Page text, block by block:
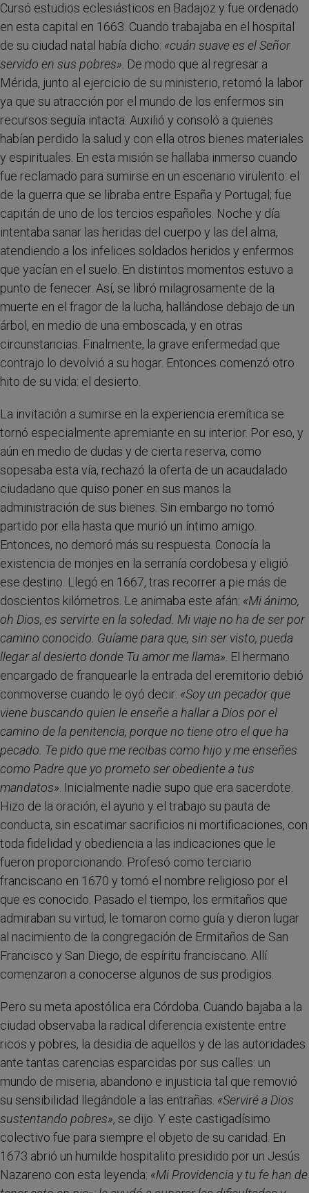
Cursó estudios eclesiásticos en Badajoz y fue ordenado
en esta capital en 1663. Cuando trabajaba en el hospital
de su ciudad natal había dicho: «cuán suave es el Señor
servido en sus pobres» . De modo que al regresar a
Mérida, junto al ejercicio de su ministerio, retomó la labor
ya que su atracción por el mundo de los enfermos sin
recursos seguía intacta. Auxilió y consoló a quienes
habían perdido la salud y con ella otros bienes materiales
y espirituales. En esta misión se hallaba inmerso cuando
fue reclamado para sumirse en un escenario virulento: el
de la guerra que se libraba entre España y Portugal; fue
capitán de uno de los tercios españoles. Noche y día
intentaba sanar las heridas del cuerpo y las del alma,
atendiendo a los infelices soldados heridos y enfermos
que yacían en el suelo. En distintos momentos estuvo a
punto de fenecer. Así, se libró milagrosamente de la
muerte en el fragor de la lucha, hallándose debajo de un
árbol, en medio de una emboscada, y en otras
circunstancias. Finalmente, la grave enfermedad que
contrajo lo devolvió a su hogar. Entonces comenzó otro
hito de su vida: el desierto.
La invitación a sumirse en la experiencia eremítica se
tornó especialmente apremiante en su interior. Por eso, y
aún en medio de dudas y de cierta reserva, como
sopesaba esta vía, rechazó la oferta de un acaudalado
ciudadano que quiso poner en sus manos la
administración de sus bienes. Sin embargo no tomó
partido por ella hasta que murió un íntimo amigo.
Entonces, no demoró más su respuesta. Conocía la
existencia de monjes en la serranía cordobesa y eligió
ese destino. Llegó en 1667, tras recorrer a pie más de
doscientos kilómetros. Le animaba este afán: «Mi ánimo,
oh Dios, es servirte en la soledad. Mi viaje no ha de ser por
camino conocido. Guíame para que, sin ser visto, pueda
llegar al desierto donde Tu amor me llama» . El hermano
encargado de franquearle la entrada del eremitorio debió
conmoverse cuando le oyó decir: «Soy un pecador que
viene buscando quien le enseñe a hallar a Dios por el
camino de la penitencia, porque no tiene otro el que ha
pecado. Te pido que me recibas como hijo y me enseñes
como Padre que yo prometo ser obediente a tus
mandatos» . Inicialmente nadie supo que era sacerdote.
Hizo de la oración, el ayuno y el trabajo su pauta de
conducta, sin escatimar sacrificios ni mortificaciones, con
toda fidelidad y obediencia a las indicaciones que le
fueron proporcionando. Profesó como terciario
franciscano en 1670 y tomó el nombre religioso por el
que es conocido. Pasado el tiempo, los ermitaños que
admiraban su virtud, le tomaron como guía y dieron lugar
al nacimiento de la congregación de Ermitaños de San
Francisco y San Diego, de espíritu franciscano. Allí
comenzaron a conocerse algunos de sus prodigios.
Pero su meta apostólica era Córdoba. Cuando bajaba a la
ciudad observaba la radical diferencia existente entre
ricos y pobres, la desidia de aquellos y de las autoridades
ante tantas carencias esparcidas por sus calles: un
mundo de miseria, abandono e injusticia tal que removió
su sensibilidad llegándole a las entrañas. «Serviré a Dios
sustentando pobres», se dijo. Y este castigadísimo
colectivo fue para siempre el objeto de su caridad. En
1673 abrió un humilde hospitalito presidido por un Jesús
Nazareno con esta leyenda: «Mi Providencia y tu fe han de